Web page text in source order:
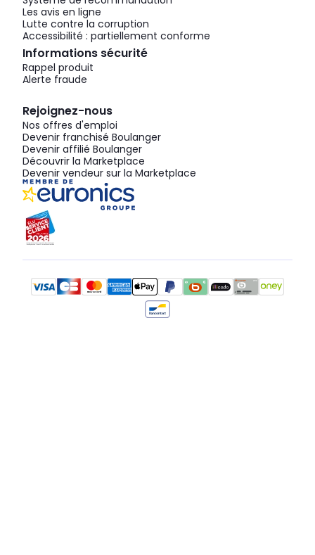
Les avis en ligne
Lutte contre la corruption
Accessibilité : partiellement conforme
Informations sécurité
Rappel produit
Alerte fraude
Rejoignez-nous
Nos offres d'emploi
Devenir franchisé Boulanger
Devenir affilié Boulanger
Découvrir la Marketplace
Devenir vendeur sur la Marketplace